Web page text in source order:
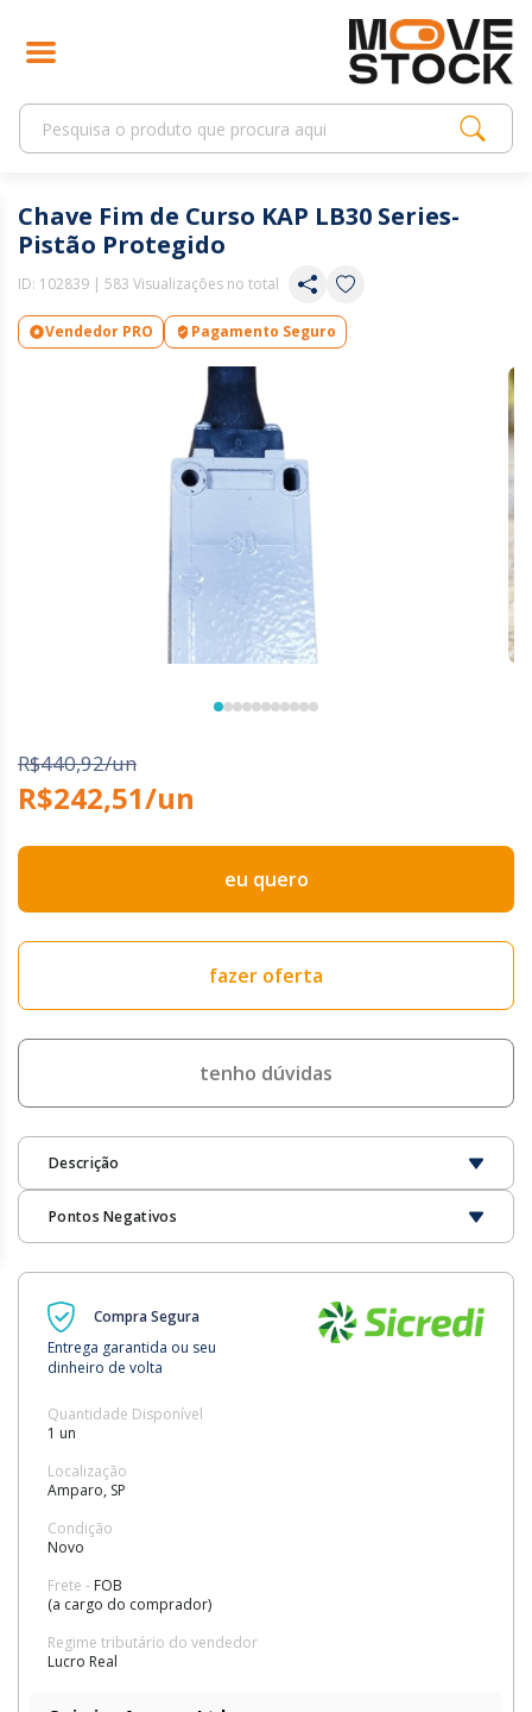
Chave Fim de Curso KAP LB30 Series-
Pistão Protegido
ID: 102839 | 583 Visualizações no total
Vendedor PRO Pagamento Seguro
R$440,92/un
R$242,51/un
eu quero
fazer oferta
tenho dúvidas
Descrição
Pontos Negativos
Compra Segura
Entrega garantida ou seu
dinheiro de volta
Quantidade Disponível
1 un
Localização
Amparo, SP
Condição
Novo
Frete - FOB
(a cargo do comprador)
Regime tributário do vendedor
Lucro Real